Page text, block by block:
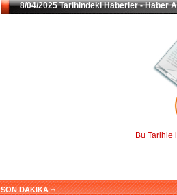
8/04/2025 Tarihindeki Haberler - Haber
Bu Tarihle
SON DAKIKA ¬